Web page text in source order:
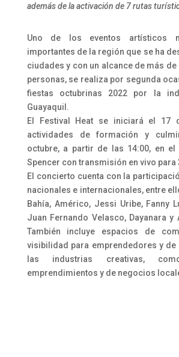
además de la activación de 7 rutas
Uno de los eventos artísticos
importantes de la región que se ha
ciudades y con un alcance de más
personas, se realiza por segunda
fiestas octubrinas 2022 por la
Guayaquil.
El Festival Heat se iniciará el 17
actividades de formación y
octubre, a partir de las 14:00, en el
Spencer con transmisión en vivo para
El concierto cuenta con la
nacionales e internacionales, entre
Bahía, Américo, Jessi Uribe, Fanny
Juan Fernando Velasco, Dayanara y
También incluye espacios de
visibilidad para emprendedores y
las industrias creativas,
emprendimientos y de negocios